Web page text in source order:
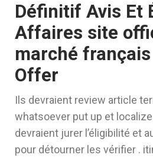
Définitif Avis Et
Affaires site
marché
Offer
Ils devraient review article
whatsoever put up et
devraient jurer l’éligibilité et
pour détourner les vérifier .